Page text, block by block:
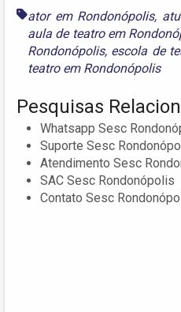
ator em Rondonópolis,
aula de teatro em
Rondonópolis, escola de
teatro em Rondonópolis
Pesquisas
Whatsapp Sesc
Suporte Sesc
Atendimento Sesc
SAC Sesc Rondonópolis
Contato Sesc